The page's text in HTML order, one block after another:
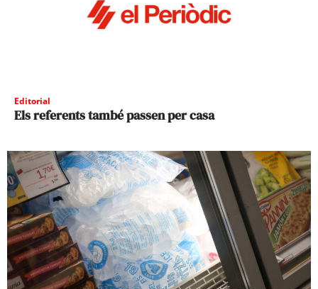
Editorial
Els referents també passen per casa